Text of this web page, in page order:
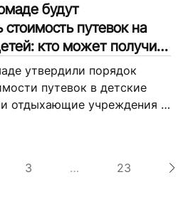
будут
путевок на
кто может получить
нужны
утвердили порядок
путевок в детские
отдыхающие учреждения в
3 … 23